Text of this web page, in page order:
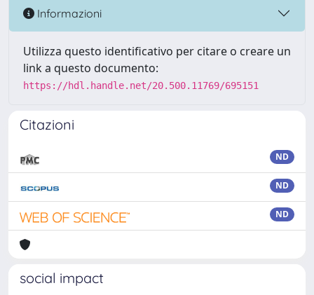
Informazioni
Utilizza questo identificativo per citare o creare un
link a questo documento:
https://hdl.handle.net/20.500.11769/695151
Citazioni
ND
ND
ND
social impact